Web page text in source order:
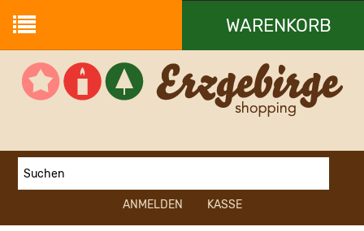
WARENKORB
Ihr Warenkorb ist leer.
ANMELDEN KASSE